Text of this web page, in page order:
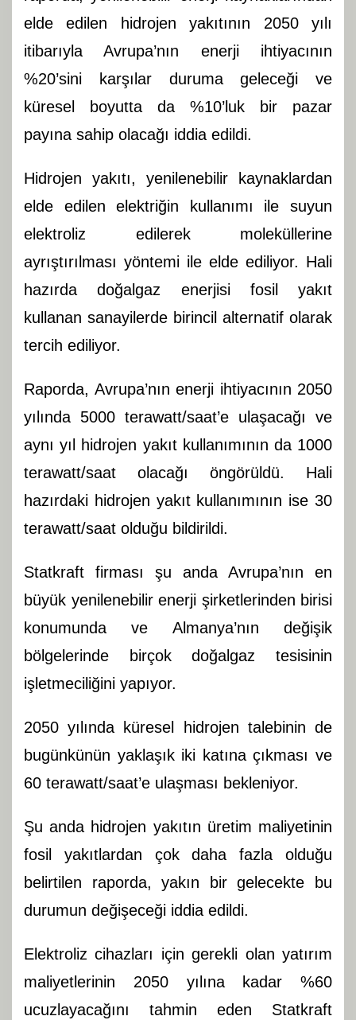
elde edilen hidrojen yakıtının 2050 yılı
itibarıyla Avrupa’nın enerji ihtiyacının
%20’sini karşılar duruma geleceği ve
küresel boyutta da %10’luk bir pazar
payına sahip olacağı iddia edildi.
Hidrojen yakıtı, yenilenebilir kaynaklardan
elde edilen elektriğin kullanımı ile suyun
elektroliz edilerek moleküllerine
ayrıştırılması yöntemi ile elde ediliyor. Hali
hazırda doğalgaz enerjisi fosil yakıt
kullanan sanayilerde birincil alternatif olarak
tercih ediliyor.
Raporda, Avrupa’nın enerji ihtiyacının 2050
yılında 5000 terawatt/saat’e ulaşacağı ve
aynı yıl hidrojen yakıt kullanımının da 1000
terawatt/saat olacağı öngörüldü. Hali
hazırdaki hidrojen yakıt kullanımının ise 30
terawatt/saat olduğu bildirildi.
Statkraft firması şu anda Avrupa’nın en
büyük yenilenebilir enerji şirketlerinden birisi
konumunda ve Almanya’nın değişik
bölgelerinde birçok doğalgaz tesisinin
işletmeciliğini yapıyor.
2050 yılında küresel hidrojen talebinin de
bugünkünün yaklaşık iki katına çıkması ve
60 terawatt/saat’e ulaşması bekleniyor.
Şu anda hidrojen yakıtın üretim maliyetinin
fosil yakıtlardan çok daha fazla olduğu
belirtilen raporda, yakın bir gelecekte bu
durumun değişeceği iddia edildi.
Elektroliz cihazları için gerekli olan yatırım
maliyetlerinin 2050 yılına kadar %60
ucuzlayacağını tahmin eden Statkraft